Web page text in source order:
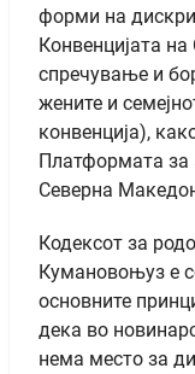
форми на
Конвенцијата
спречување и
жените и
конвенција),
Платформата за
Северна
Кодексот за
Кумановоњуз е
основните
дека во
нема место за